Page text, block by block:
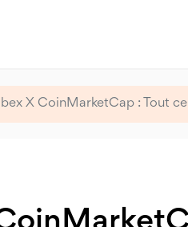
X CoinMarketCap : Tout